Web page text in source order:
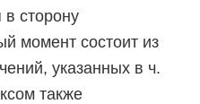
в сторону
момент состоит из
указанных в ч.
также